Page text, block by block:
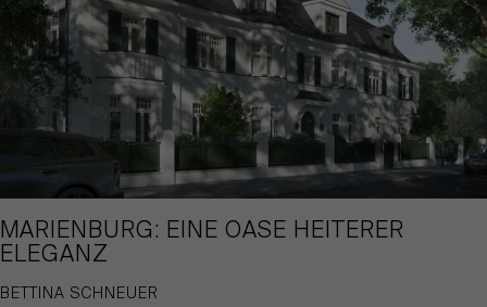
MARIENBURG: EINE OASE HEITERER
ELEGANZ
BETTINA SCHNEUER